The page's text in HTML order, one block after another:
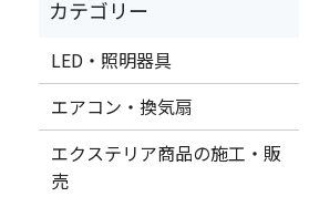
LED・照明器具
エアコン・換気扇
エクステリア商品の施工・販
売